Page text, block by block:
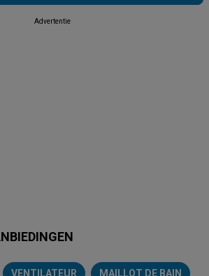
Advertentie
VENTILATEUR MAILLOT DE BAIN